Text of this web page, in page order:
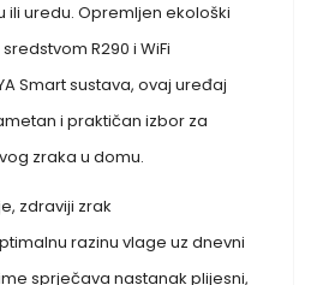
uredu. Opremljen ekološki
R290 i WiFi
Smart sustava, ovaj uređaj
i praktičan izbor za
zraka u domu.
zdraviji zrak
razinu vlage uz dnevni
sprječava nastanak plijesni,